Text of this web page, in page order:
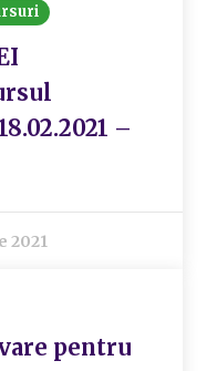
–
2021
pentru